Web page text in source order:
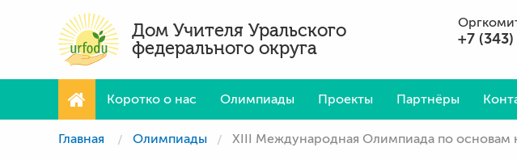
Дом Учителя Уральского
федерального округа
+7
Коротко о нас Олимпиады Проекты Партнёры
Вопросы и ответы
Главная Олимпиады XIII Международная Олимпиада по основам